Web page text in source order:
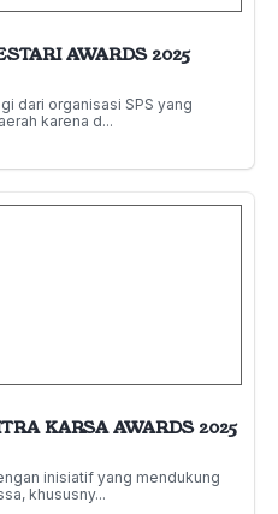
AWARDS 2025
dari organisasi SPS yang
karena d...
KARSA AWARDS 2025
inisiatif yang mendukung
khususny...